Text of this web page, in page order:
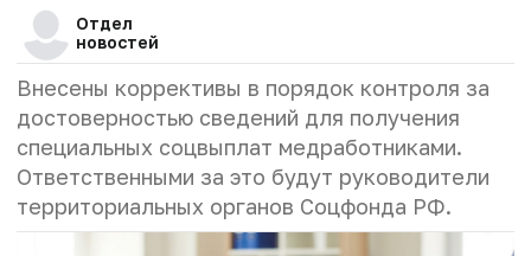
Отдел
новостей
Внесены коррективы в порядок контроля за
достоверностью сведений для получения
специальных соцвыплат медработниками.
Ответственными за это будут руководители
территориальных органов Соцфонда РФ.